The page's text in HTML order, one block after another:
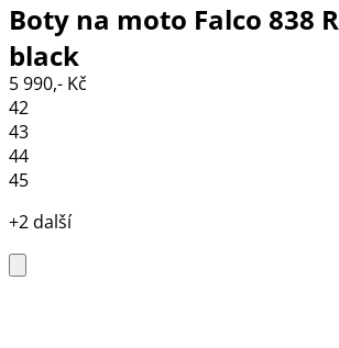
Boty na moto Falco 838
black
5 990,- Kč
42
43
44
45
+2 další